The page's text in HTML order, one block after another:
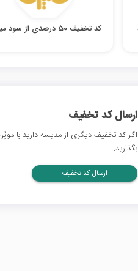
کد تخفیف 50 درصدی از سود میوگلد
ارسال کد تخفیف
اگر کد تخفیف دیگری از مدیسه دارید با
بگذارید.
ارسال کد تخفیف